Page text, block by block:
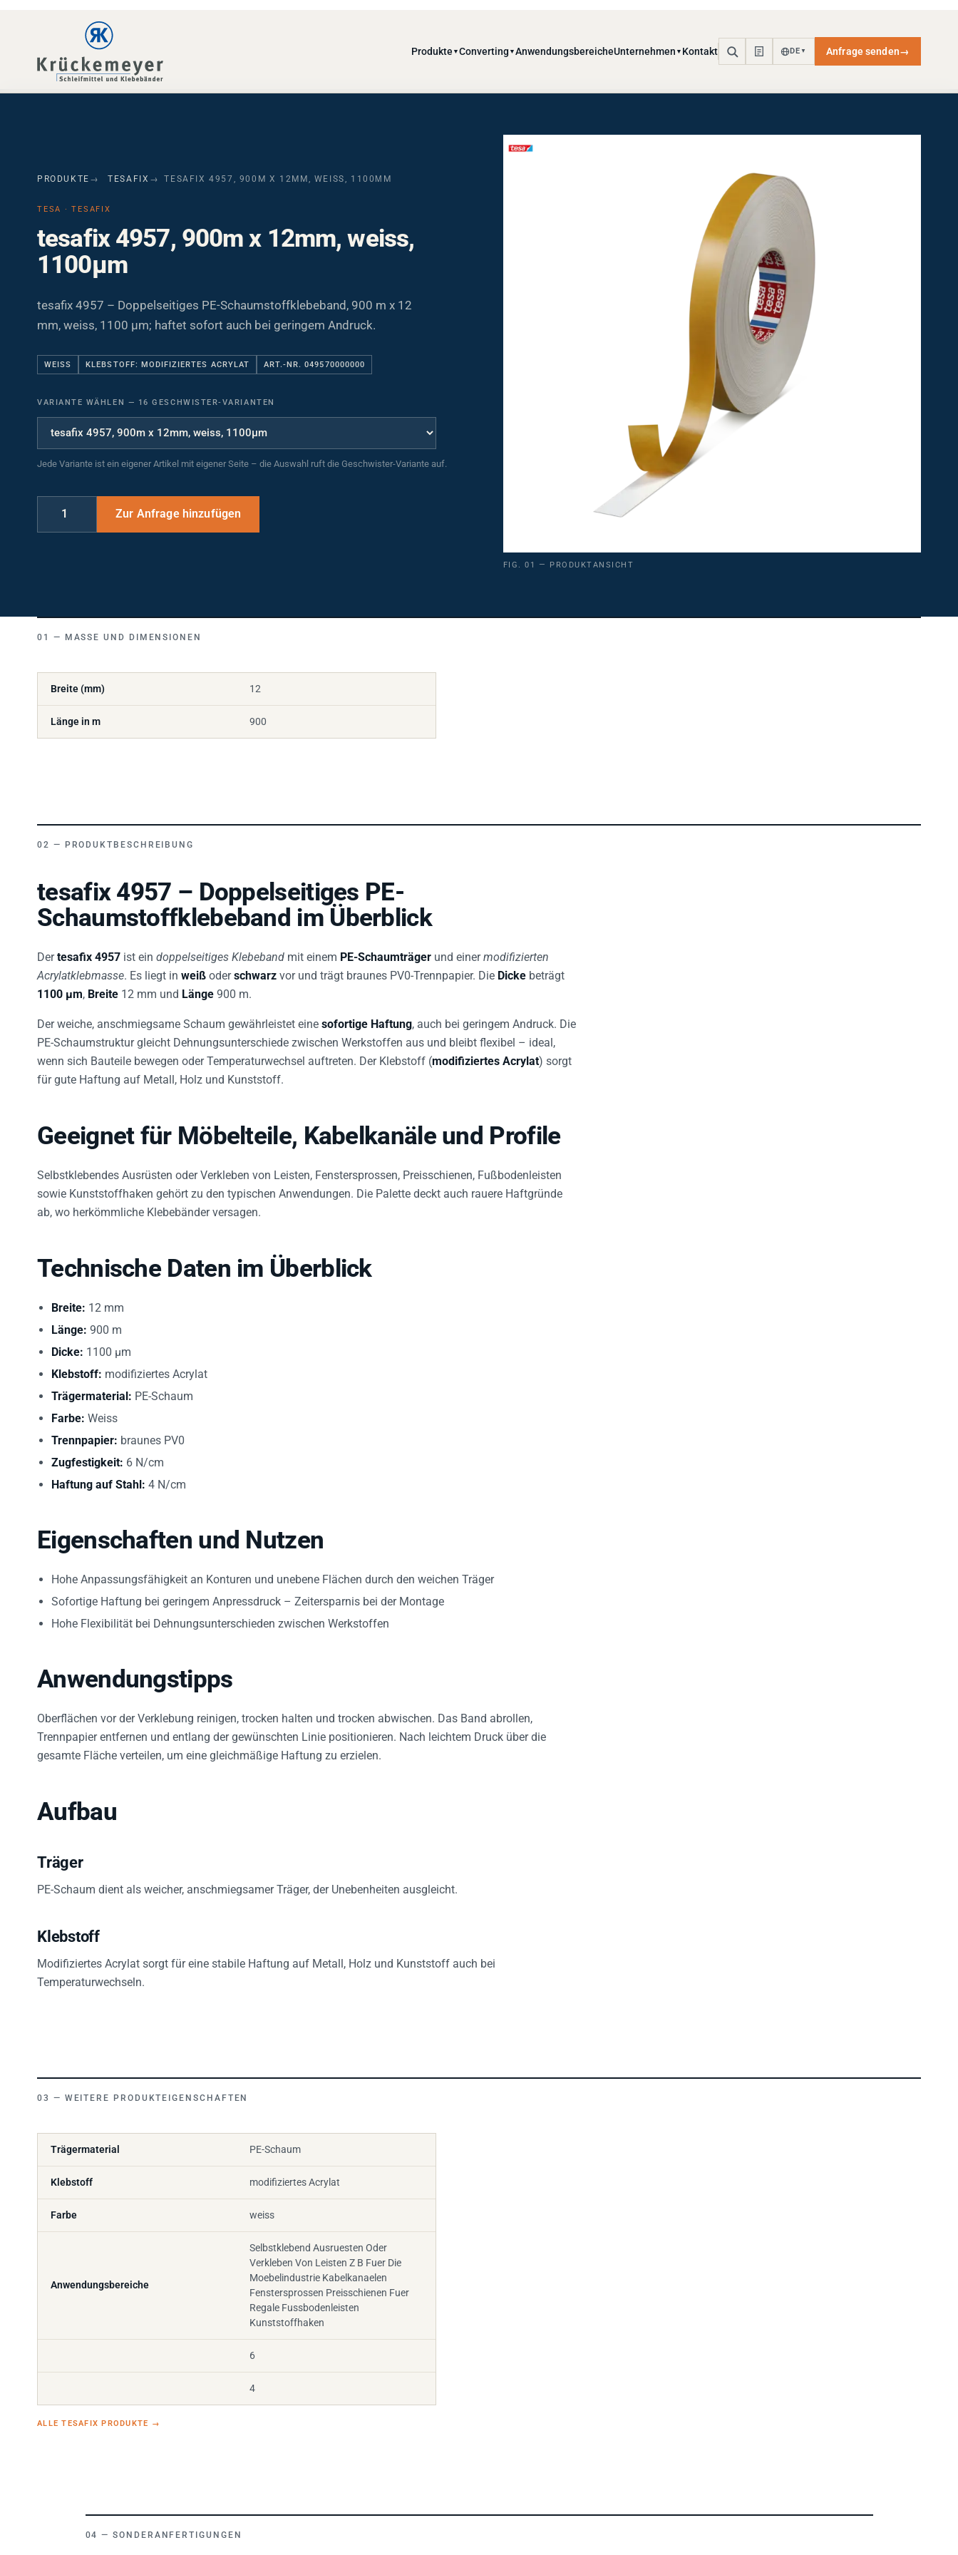
Kontakt DE
PRODUKTE TESAFIX TESAFIX 4957, 900M X 12MM, WEISS, 1100ΜM
tesafix 4957, 900m x 12mm, weiss,
1100µm
tesafix 4957 – Doppelseitiges PE-Schaumstoffklebeband, 900 m x 12
mm, weiss, 1100 µm; haftet sofort auch bei geringem Andruck.
VARIANTE WÄHLEN
Jede Variante ist ein eigener Artikel mit eigener Seite – die Auswahl ruft die Geschwister-Variante auf.
MASSE UND DIMENSIONEN
Breite (mm) 12
Länge in m 900
PRODUKTBESCHREIBUNG
tesafix 4957 – Doppelseitiges PE-
Schaumstoffklebeband im Überblick
Dertesafix 4957 ist ein doppelseitiges Klebeband mit einem PE-Schaumträger und einer modifizierten
Acrylatklebmasse . Es liegt in weiß oder schwarz vor und trägt braunes PV0-Trennpapier. Die Dicke beträgt
1100 µm Breite 12 mm und Länge 900 m.
Der weiche, anschmiegsame Schaum gewährleistet eine sofortige Haftung , auch bei geringem Andruck. Die
PE-Schaumstruktur gleicht Dehnungsunterschiede zwischen Werkstoffen aus und bleibt flexibel – ideal,
wenn sich Bauteile bewegen oder Temperaturwechsel auftreten. Der Klebstoff (modifiziertes Acrylat) sorgt
für gute Haftung auf Metall, Holz und Kunststoff.
Geeignet für Möbelteile, Kabelkanäle und Profile
Selbstklebendes Ausrüsten oder Verkleben von Leisten, Fenstersprossen, Preisschienen, Fußbodenleisten
sowie Kunststoffhaken gehört zu den typischen Anwendungen. Die Palette deckt auch rauere Haftgründe
ab, wo herkömmliche Klebebänder versagen.
Technische Daten im Überblick
Breite: 12 mm
Länge: 900 m
Dicke: 1100 µm
Klebstoff: modifiziertes Acrylat
Trägermaterial: PE-Schaum
Farbe: Weiss
Trennpapier: braunes PV0
Zugfestigkeit: 6 N/cm
Haftung auf Stahl: 4 N/cm
Eigenschaften und Nutzen
Hohe Anpassungsfähigkeit an Konturen und unebene Flächen durch den weichen Träger
Sofortige Haftung bei geringem Anpressdruck – Zeitersparnis bei der Montage
Hohe Flexibilität bei Dehnungsunterschieden zwischen Werkstoffen
Anwendungstipps
Oberflächen vor der Verklebung reinigen, trocken halten und trocken abwischen. Das Band abrollen,
Trennpapier entfernen und entlang der gewünschten Linie positionieren. Nach leichtem Druck über die
gesamte Fläche verteilen, um eine gleichmäßige Haftung zu erzielen.
Aufbau
Träger
PE-Schaum dient als weicher, anschmiegsamer Träger, der Unebenheiten ausgleicht.
Klebstoff
Modifiziertes Acrylat sorgt für eine stabile Haftung auf Metall, Holz und Kunststoff auch bei
Temperaturwechseln.
WEITERE PRODUKTEIGENSCHAFTEN
Trägermaterial PE-Schaum
Klebstoff modifiziertes Acrylat
Farbe weiss
Anwendungsbereiche
Selbstklebend Ausruesten Oder
Verkleben Von Leisten Z B Fuer Die
Moebelindustrie Kabelkanaelen
Fenstersprossen Preisschienen Fuer
Regale Fussbodenleisten
Kunststoffhaken
6
4
SONDERANFERTIGUNGEN